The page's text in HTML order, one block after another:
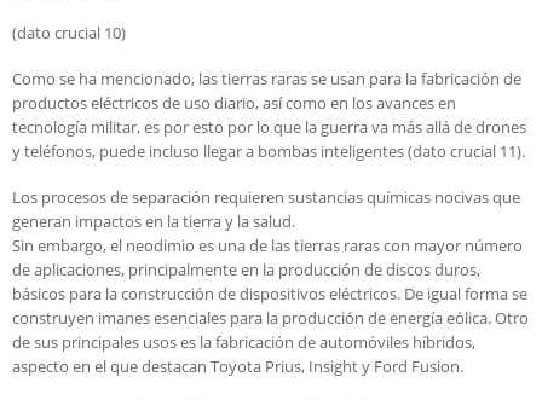
(dato crucial 10)
Como se ha mencionado, las tierras raras se usan para la fabricación de
productos eléctricos de uso diario, así como en los avances en
tecnología militar, es por esto por lo que la guerra va más allá de drones
y teléfonos, puede incluso llegar a bombas inteligentes (dato crucial 11).
Los procesos de separación requieren sustancias químicas nocivas que
generan impactos en la tierra y la salud.
Sin embargo, el neodimio es una de las tierras raras con mayor número
de aplicaciones, principalmente en la producción de discos duros,
básicos para la construcción de dispositivos eléctricos. De igual forma se
construyen imanes esenciales para la producción de energía eólica. Otro
de sus principales usos es la fabricación de automóviles híbridos,
aspecto en el que destacan Toyota Prius, Insight y Ford Fusion.